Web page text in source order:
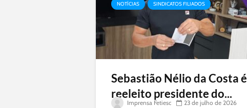
NOTÍCIAS SINDICATOS FILIADOS
Sebastião Nélio da Costa é
reeleito presidente do...
Imprensa Fetiesc
23 de julho de 2026